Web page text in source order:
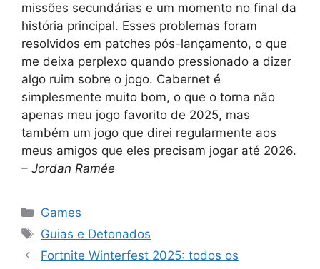
missões secundárias e um momento no final da
história principal. Esses problemas foram
resolvidos em patches pós-lançamento, o que
me deixa perplexo quando pressionado a dizer
algo ruim sobre o jogo. Cabernet é
simplesmente muito bom, o que o torna não
apenas meu jogo favorito de 2025, mas
também um jogo que direi regularmente aos
meus amigos que eles precisam jogar até 2026.
– Jordan Ramée
Categorias
Games
Tags
Guias e Detonados
Fortnite Winterfest 2025: todos os